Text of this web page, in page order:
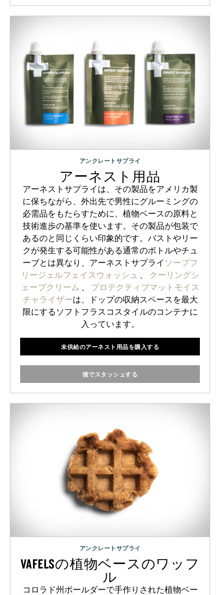
アンクレートサプライ
アーネスト用品
アーネストサプライは、その製品をアメリカ製
に保ちながら、外出先で男性にグルーミングの
必需品をもたらすために、植物ベースの原料と
技術進歩の基準を使います。その製品が包装で
あるのと同じくらい印象的です。バストやリー
クが発生する可能性がある通常のボトルやチュ
ーブとは異なり、アーネストサプライ ソープフ
リージェルフェイスウォッシュ 、
クーリングシ
ェーブクリーム 、 プロテクティブマットモイス
チャライザーは、ドップの収納スペースを最大
限にするソフトフラスコスタイルのコンテナに
入っています。
未供給のアーネスト用品を購入する
後でスタッシュする
アンクレートサプライ
VAFELSの植物ベースのワッフ
ル
コロラド州ボールダーで手作りされた植物ベー